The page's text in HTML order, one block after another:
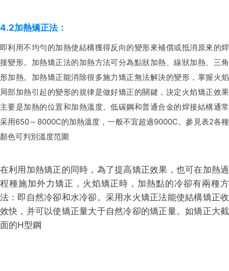
4.2加熱矯正法：
即利用不均勻的加熱使結構獲得反向的變形來補償或抵消原來的焊
接變形。加熱矯正法的加熱方法可分為點狀加熱、線狀加熱、三角
形加熱。加熱矯正能消除很多施力矯正無法解決的變形，掌握火焰
局部加熱引起的變形的規律是做好矯正的關鍵，決定火焰矯正效果
主要是加熱的位置和加熱溫度。低碳鋼和普通合金的焊接結構通常
采用650～8000C的加熱溫度，一般不宜超過9000C。參見表2各種
顏色可判別溫度范圍
在利用加熱矯正的同時，為了提高矯正效果，也可在加熱過
程種施加外力矯正，火焰矯正時，加熱點的冷卻有兩種方
法：即自然冷卻和水冷卻。采用水火矯正法能使結構矯正收
效快，并可以使矯正量大于自然冷卻的矯正量。如矯正大截
面的H型鋼